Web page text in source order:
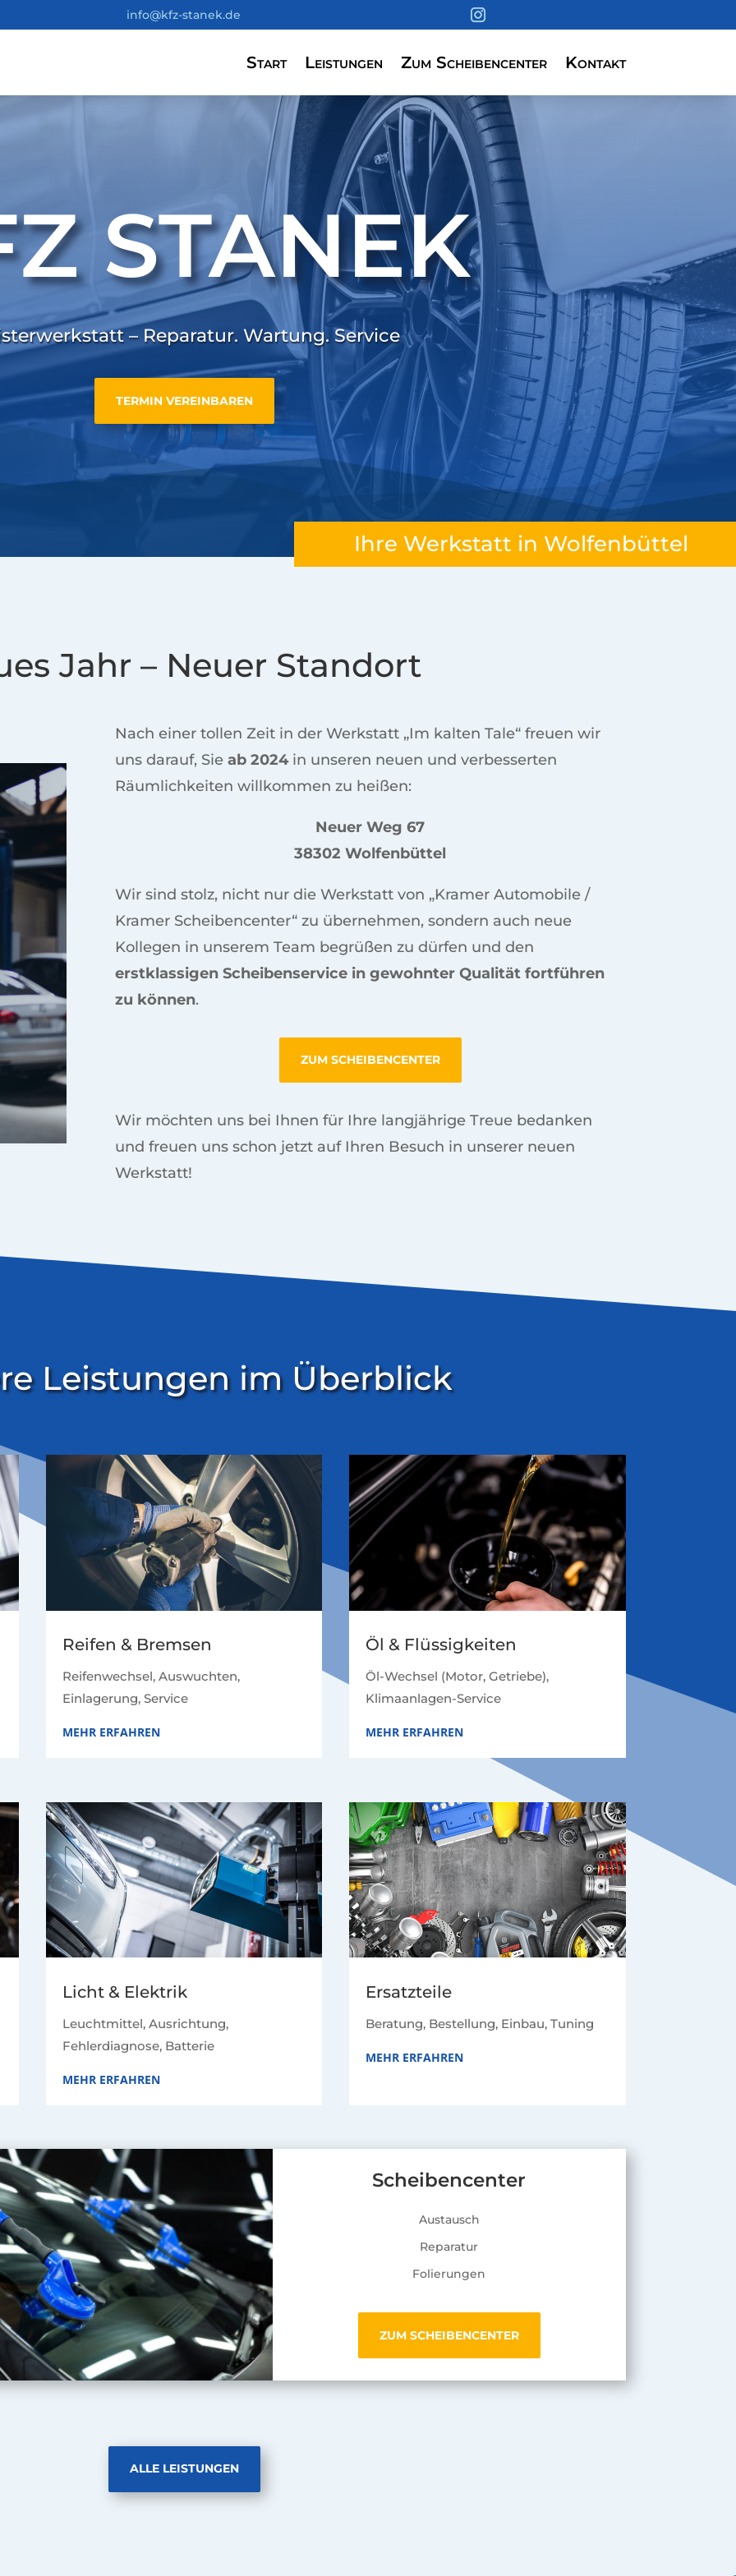
info@kfz-stanek.de
Start Leistungen Zum Scheibencenter Kontakt
STANEK
– Reparatur. Wartung. Service
TERMIN VEREINBAREN
Ihre Werkstatt in Wolfenbüttel
Jahr – Neuer Standort
Nach einer tollen Zeit in der Werkstatt „Im kalten Tale“ freuen wir
uns darauf, Sie ab 2024in unseren neuen und verbesserten
Räumlichkeiten willkommen zu heißen:
Neuer Weg 67
38302 Wolfenbüttel
Wir sind stolz, nicht nur die Werkstatt von „Kramer Automobile /
Kramer Scheibencenter“ zu übernehmen, sondern auch neue
Kollegen in unserem Team begrüßen zu dürfen und den
erstklassigen Scheibenservice in gewohnter Qualität fortführen
zu können.
ZUM SCHEIBENCENTER
Wir möchten uns bei Ihnen für Ihre langjährige Treue bedanken
und freuen uns schon jetzt auf Ihren Besuch in unserer neuen
Werkstatt!
Leistungen im Überblick
Reifen & Bremsen
Reifenwechsel, Auswuchten,
Einlagerung, Service
MEHR ERFAHREN
Öl & Flüssigkeiten
Öl-Wechsel (Motor, Getriebe),
Klimaanlagen-Service
MEHR ERFAHREN
Licht & Elektrik
Leuchtmittel, Ausrichtung,
Fehlerdiagnose, Batterie
MEHR ERFAHREN
Ersatzteile
Beratung, Bestellung, Einbau, Tuning
MEHR ERFAHREN
Scheibencenter
Austausch
Reparatur
Folierungen
ZUM SCHEIBENCENTER
ALLE LEISTUNGEN